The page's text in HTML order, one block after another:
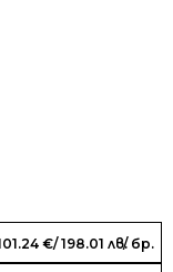
€/ 198.01 лв./ бр.